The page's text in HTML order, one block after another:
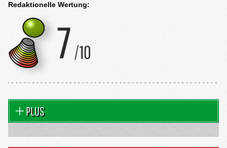
Redaktionelle Wertung:
PLUS